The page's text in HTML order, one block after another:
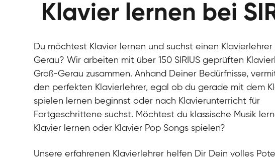
Klavier lernen bei
Du möchtest Klavier lernen und suchst einen Klavierlehrer
Gerau? Wir arbeiten mit über 150 SIRIUS geprüften
Groß-Gerau zusammen. Anhand Deiner Bedürfnisse,
den perfekten Klavierlehrer, egal ob du gerade mit dem
spielen lernen beginnst oder nach Klavierunterricht für
Fortgeschrittene suchst. Möchtest du klassische Musik
Klavier lernen oder Klavier Pop Songs spielen?
Unsere erfahrenen Klavierlehrer helfen Dir Dein volles